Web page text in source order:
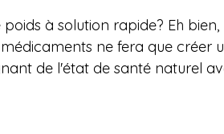
à solution rapide? Eh bien,
ne fera que créer
de l'état de santé naturel